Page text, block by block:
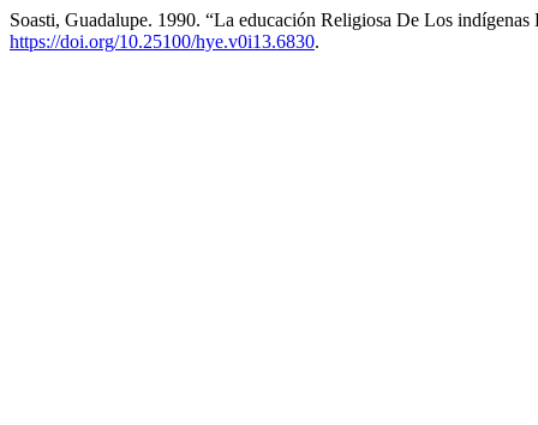
Soasti, Guadalupe. 1990. “La educación Religiosa De Los
https://doi.org/10.25100/hye.v0i13.6830.